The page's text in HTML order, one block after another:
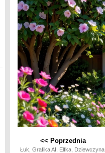
<< Poprzednia
Łuk, Grafika AI, Elfka, Dziewczyna,